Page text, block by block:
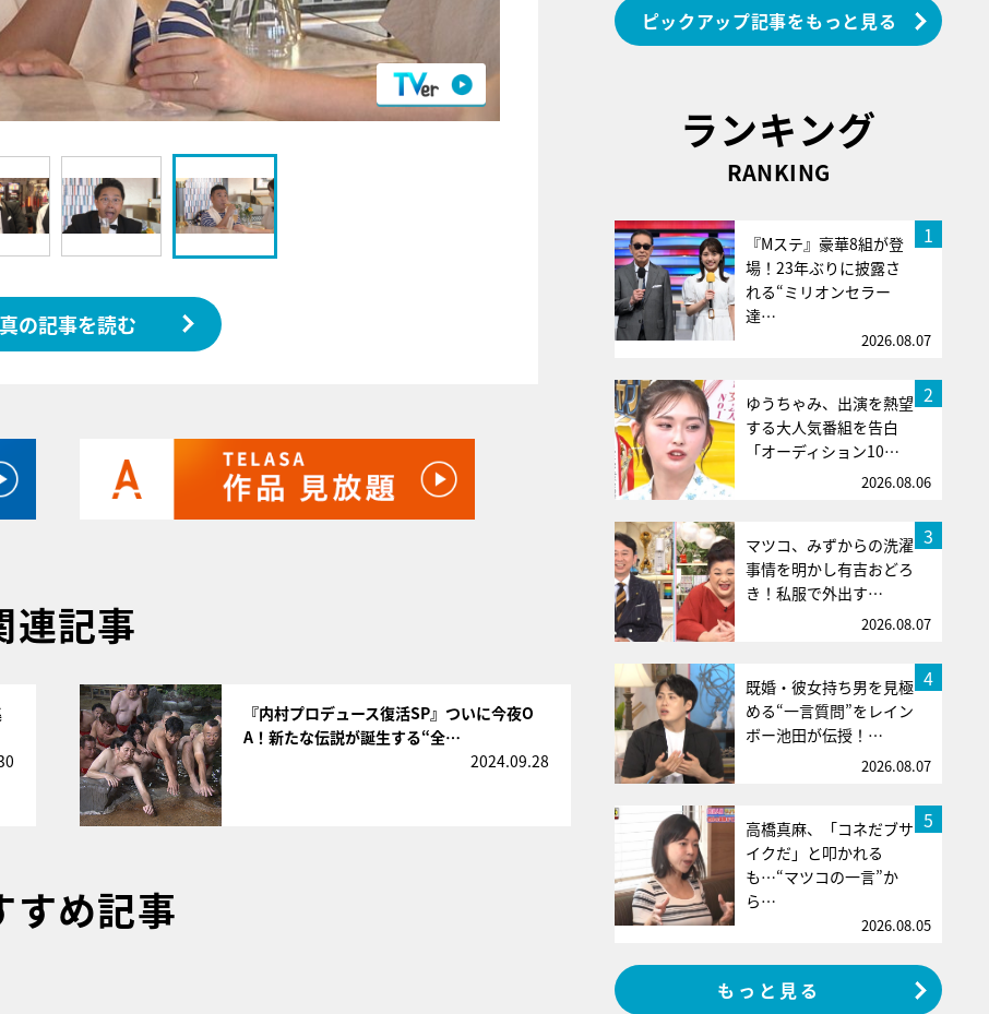
の記事を読む
連記事
『内村プロデュース復活SP』ついに今夜O
A！新たな伝説が誕生する“全…
2024.09.28
すめ記事
ピックアップ記事をもっと見る
ランキング
RANKING
1
『Mステ』豪華8組が登
場！23年ぶりに披露さ
れる“ミリオンセラー
達…
2026.08.07
2
ゆうちゃみ、出演を熱望
する大人気番組を告白
「オーディション10…
2026.08.06
3
マツコ、みずからの洗濯
事情を明かし有吉おどろ
き！私服で外出す…
2026.08.07
4
既婚・彼女持ち男を見極
める“一言質問”をレイン
ボー池田が伝授！…
2026.08.07
5
高橋真麻、「コネだブサ
イクだ」と叩かれる
も…“マツコの一言”か
ら…
2026.08.05
もっと見る